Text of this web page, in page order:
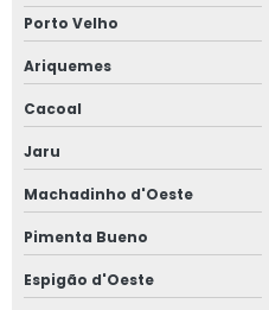
Porto Velho
Ariquemes
Cacoal
Jaru
Machadinho d'Oeste
Pimenta Bueno
Espigão d'Oeste